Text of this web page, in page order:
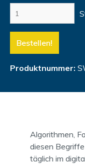
Bestellen!
Produktnummer:
Algorithmen,
diesen
täglich im